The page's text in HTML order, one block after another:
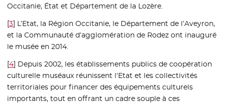
Occitanie, État et Département de la Lozère.
[3] L’Etat, la Région Occitanie, le Département de l’Aveyron,
et la Communauté d’agglomération de Rodez ont inauguré
le musée en 2014.
[4] Depuis 2002, les établissements publics de coopération
culturelle muséaux réunissent l’Etat et les collectivités
territoriales pour financer des équipements culturels
importants, tout en offrant un cadre souple à ces